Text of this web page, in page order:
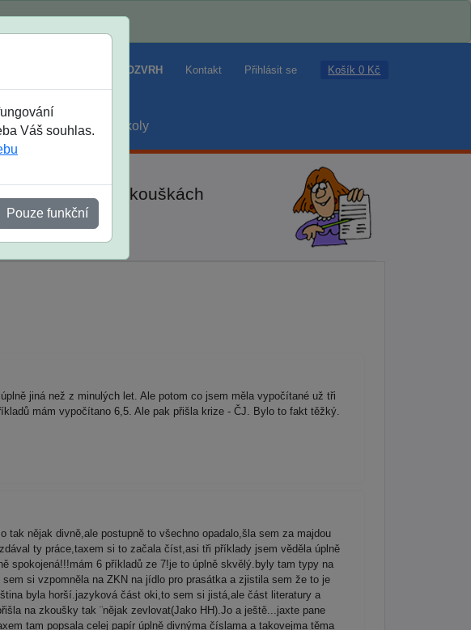
ROZVRH Kontakt Přihlásit se Košík 0 Kč
prázdniny školy
přijímacích zkouškách
Váš souhlas.
Pouze funkční
jiná než z minulých let. Ale potom co jsem měla vypočítané už tři
mám vypočítano 6,5. Ale pak přišla krize - ČJ. Bylo to fakt těžký.
nějak divně,ale postupně to všechno opadalo,šla sem za majdou
ty práce,taxem si to začala číst,asi tři příklady jsem věděla úplně
spokojená!!!mám 6 příkladů ze 7!je to úplně skvělý.byly tam typy na
si vzpomněla na ZKN na jídlo pro prasátka a zjistila sem že to je
byla horší.jazyková část oki,to sem si jistá,ale část literatury a
na zkoušky tak ¨nějak zevlovat(Jako HH).Jo a ještě...jaxte pane
tam popsala celej papír úplně divnýma číslama a takovejma těma